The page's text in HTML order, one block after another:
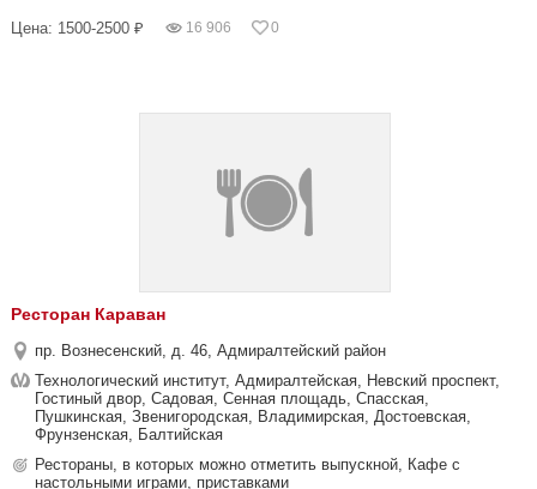
Цена: 1500-2500 ₽ 16 906 0
Ресторан Караван
пр. Вознесенский, д. 46, Адмиралтейский район
Технологический институт, Адмиралтейская, Невский проспект,
Гостиный двор, Садовая, Сенная площадь, Спасская,
Пушкинская, Звенигородская, Владимирская, Достоевская,
Фрунзенская, Балтийская
Рестораны, в которых можно отметить выпускной, Кафе с
настольными играми, приставками